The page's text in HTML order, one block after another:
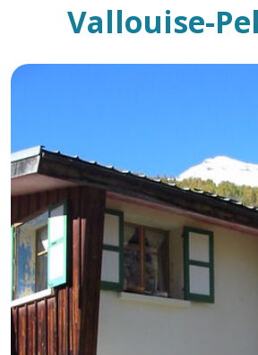
RANDONNÉES
ORGANISER SON SÉJOUR
FR
IT
Vallouise-